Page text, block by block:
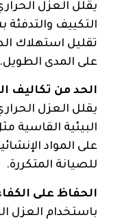
يقلل العزل
التكييف
تقليل استهلاك
على المدى الطويل.
الحد من تكاليف
يقلل العزل
البيئية القاسية
على المواد
للصيانة المتكررة.
الحفاظ على
باستخدام العزل